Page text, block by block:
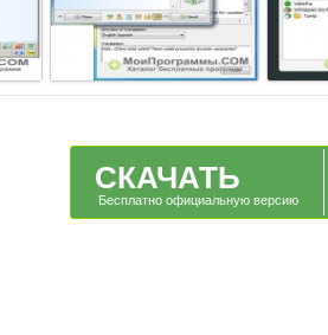
СКАЧАТЬ
Бесплатно официальную версию